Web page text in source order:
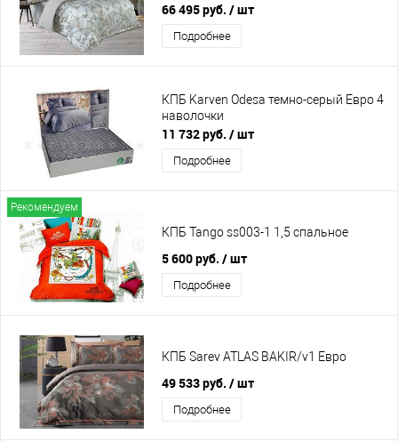
66 495 руб. / шт
Подробнее
КПБ Karven Odesa темно-серый Евро 4
наволочки
11 732 руб. / шт
Подробнее
Рекомендуем
КПБ Tango ss003-1 1,5 спальное
5 600 руб. / шт
Подробнее
КПБ Sarev ATLAS BAKIR/v1 Евро
49 533 руб. / шт
Подробнее